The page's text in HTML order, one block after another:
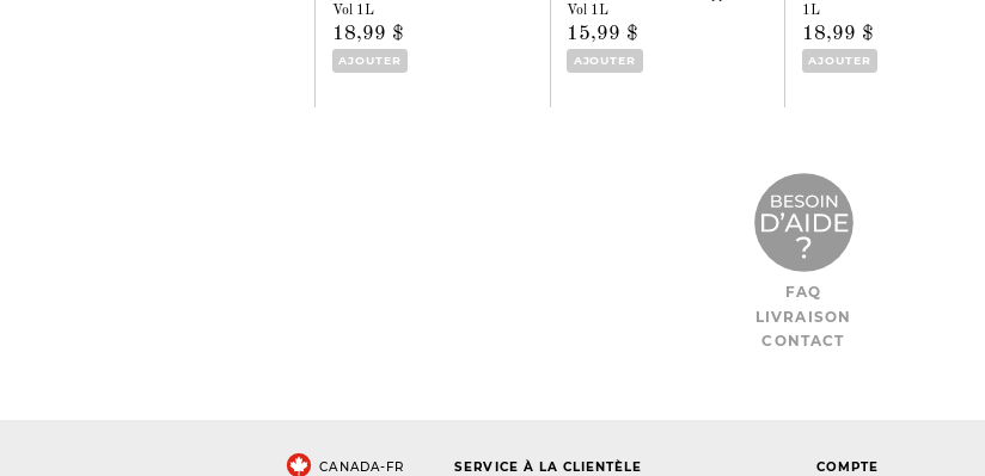
Vol 1L
18,99 $
AJOUTER
Vol 1L
15,99 $
AJOUTER
1L
18,99 $
AJOUTER
FAQ
LIVRAISON
CONTACT
CANADA-FR
SERVICE À LA CLIENTÈLE
COMPTE